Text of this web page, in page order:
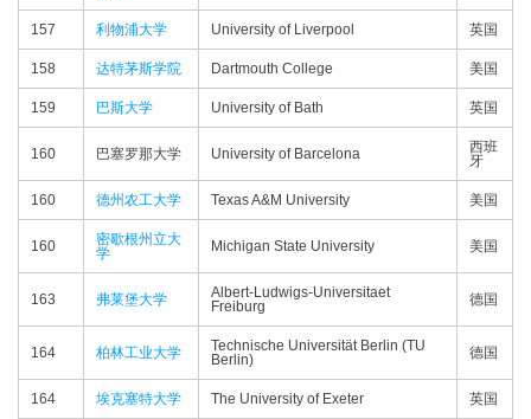
157 利物浦大学 University of Liverpool 英国
158 达特茅斯学院 Dartmouth College 美国
159 巴斯大学 University of Bath 英国
160 巴塞罗那大学 University of Barcelona
西班
牙
160 德州农工大学 Texas A&M University 美国
160
密歇根州立大
学
Michigan State University 美国
163 弗莱堡大学
Albert-Ludwigs-Universitaet
Freiburg
德国
164 柏林工业大学
Technische Universität Berlin (TU
Berlin)
德国
164 埃克塞特大学 The University of Exeter 英国